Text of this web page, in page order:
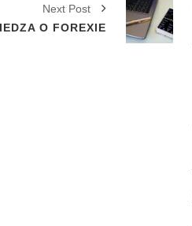
Next Post
O FOREXIE